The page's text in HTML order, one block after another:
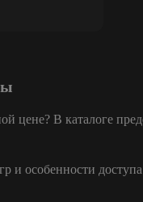
цене? В каталоге
особенности доступа